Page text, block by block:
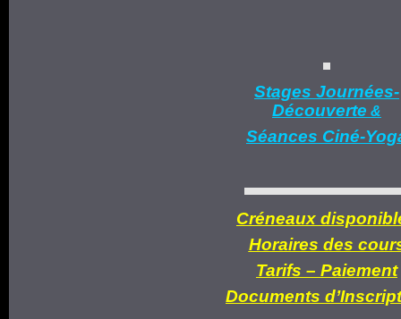
Stages Journées-
Découverte &
Séances Ciné-
Créneaux
Horaires des
Tarifs – Paiement
Documents d’